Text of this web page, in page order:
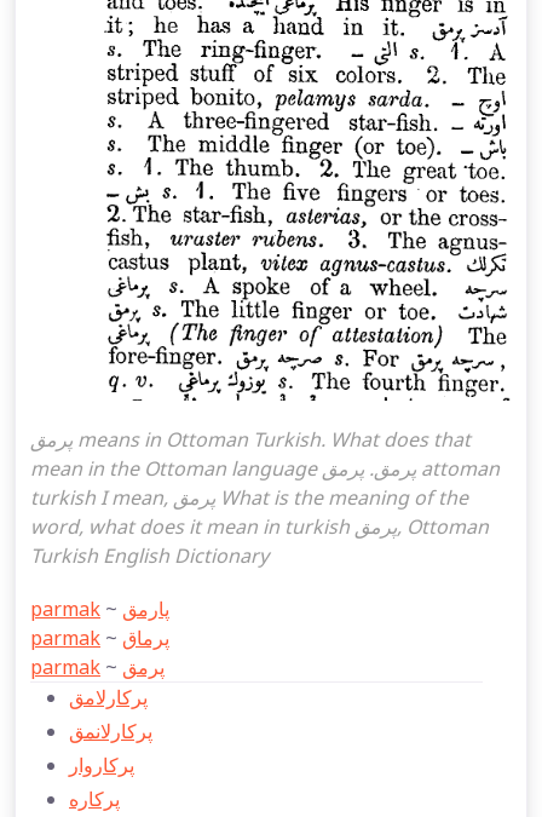
پرمق means in Ottoman Turkish. What does that
mean in the Ottoman language پرمق. پرمق attoman
turkish I mean, پرمق What is the meaning of the
word, what does it mean in turkish پرمق, Ottoman
Turkish English Dictionary
parmak ~ پارمق
parmak ~ پرماق
parmak ~ پرمق
پركارلامق
پركارلانمق
پركاروار
پركاره